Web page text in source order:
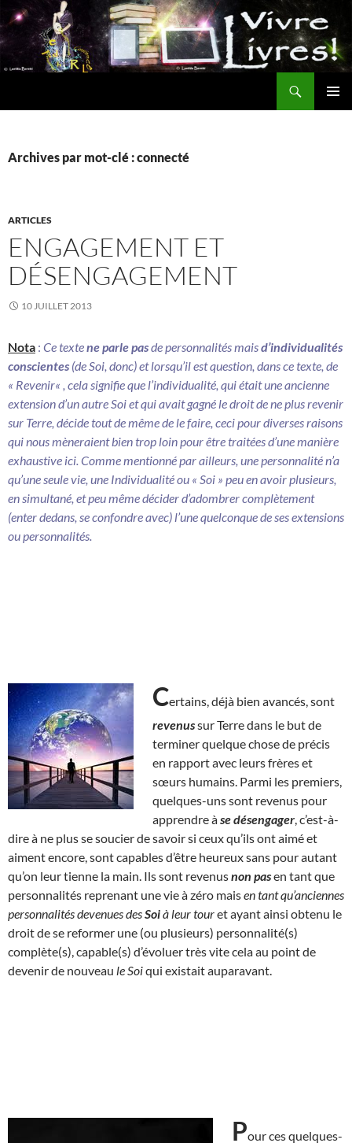
Aller
au
contenu
Archives par mot-clé : connecté
ARTICLES
ENGAGEMENT ET
DÉSENGAGEMENT
10 JUILLET 2013
Nota : Ce textene parle pasde personnalités maisd’individualités
conscientes (de Soi, donc) et lorsqu’il est question, dans ce texte, de
« Revenir« , cela signifie que l’individualité, qui était une ancienne
extension d’un autre Soi et qui avait gagné le droit de ne plus revenir
sur Terre, décide tout de même de le faire, ceci pour diverses raisons
qui nous mèneraient bien trop loin pour être traitées d’une manière
exhaustive ici. Comme mentionné par ailleurs, une personnalité n’a
qu’une seule vie, une Individualité ou « Soi » peu en avoir plusieurs,
en simultané, et peu même décider d’adombrer complètement
(enter dedans, se confondre avec) l’une quelconque de ses extensions
ou personnalités.
Certains, déjà bien avancés, sont
revenussur Terre dans le but de
terminer quelque chose de précis
en rapport avec leurs frères et
sœurs humains. Parmi les premiers,
quelques-uns sont revenus pour
apprendre àse désengager , c’est-à-
dire à ne plus se soucier de savoir si ceux qu’ils ont aimé et
aiment encore, sont capables d’être heureux sans pour autant
qu’on leur tienne la main. Ils sont revenusnon pasen tant que
personnalités reprenant une vie à zéro maisen tant qu’anciennes
personnalités devenues desSoià leur touret ayant ainsi obtenu le
droit de se reformer une (ou plusieurs) personnalité(s)
complète(s), capable(s) d’évoluer très vite cela au point de
devenir de nouveau le Soiqui existait auparavant.
Pour ces quelques-